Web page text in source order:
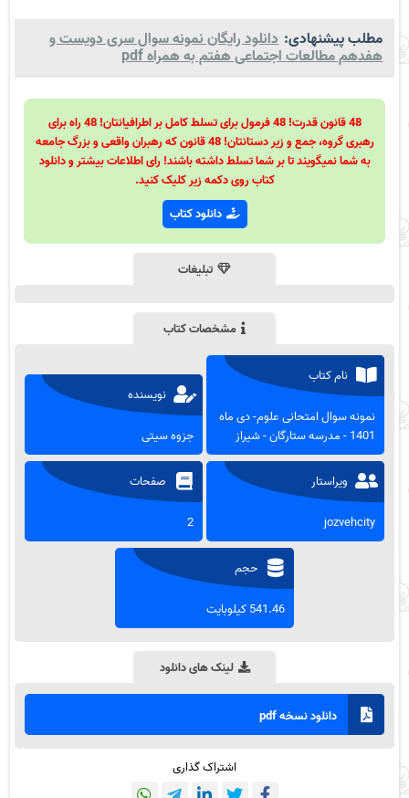
مطلب پیشنهادی: دانلود رایگان نمونه سوال سری دویست و
هفدهم مطالعات اجتماعی هفتم به همراه pdf
48 قانون قدرت! 48 فرمول برای تسلط کامل بر اطرافیانتان! 48 راه برای
رهبری گروه، جمع و زیر دستانتان! 48 قانون که رهبران واقعی و بزرگ جامعه
به شما نمیگویند تا بر شما تسلط داشته باشند! رای اطلاعات بیشتر و دانلود
کتاب روی دکمه زیر کلیک کنید.
دانلود کتاب
تبلیغات
مشخصات کتاب
نام کتاب
نمونه سوال امتحانی علوم- دی ماه
1401 - مدرسه ستارگان - شیراز
نویسنده
جزوه سیتی
ویراستار
jozvehcity
صفحات
2
حجم
541.46 کیلوبایت
لینک های دانلود
دانلود نسخه pdf
اشتراک گذاری